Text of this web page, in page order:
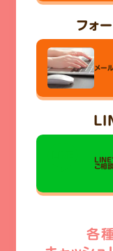
フォ
メー
LINE
ご相
各